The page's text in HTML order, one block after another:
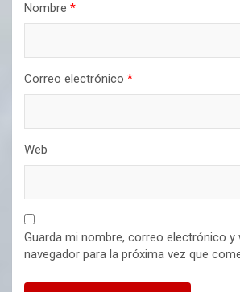
Nombre *
Correo electrónico *
Web
Guarda mi nombre, correo electrónico y
navegador para la próxima vez que